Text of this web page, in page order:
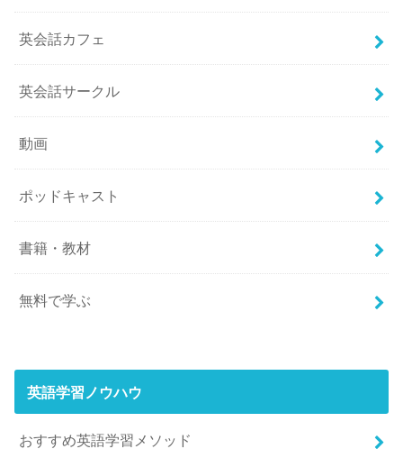
英会話カフェ
英会話サークル
動画
ポッドキャスト
書籍・教材
無料で学ぶ
英語学習ノウハウ
おすすめ英語学習メソッド